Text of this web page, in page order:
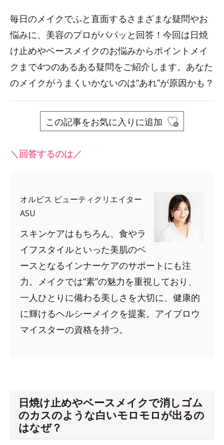
毎日のメイクでふと直面するさまざまな疑問やお
悩みに、美容のプロがパパッと回答！今回は日焼
け止めやベースメイクのお悩みからポイントメイ
クまで4つのあるある疑問をご紹介します。あなた
のメイクがうまくいかないのは“あれ”が原因かも？
この記事をお気に入りに追加
＼回答するのは／
オルビス ビューティクリエイター
ASU
スキンケアはもちろん、食やラ
イフスタイルといった美肌のベ
ースとなるインナーケアのサポートにも注
力。メイクでは“素”の魅力を重視しており、
一人ひとりに備わる美しさを大切に、健康的
に輝けるヘルシーメイクを提案。アイブロウ
マイスターの資格を持つ。
日焼け止めやベースメイクで消しゴム
のカスのような白いモロモロが出るの
はなぜ？